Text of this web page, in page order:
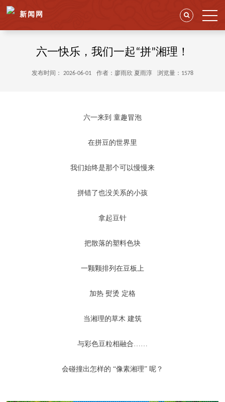
新闻网
六一快乐，我们一起“拼”湘理！
发布时间： 2026-06-01 作者：廖雨欣 夏雨淳 浏览量：1578
六一来到 童趣冒泡
在拼豆的世界里
我们始终是那个可以慢慢来
拼错了也没关系的小孩
拿起豆针
把散落的塑料色块
一颗颗排列在豆板上
加热 熨烫 定格
当湘理的草木 建筑
与彩色豆粒相融合……
会碰撞出怎样的 “像素湘理” 呢？